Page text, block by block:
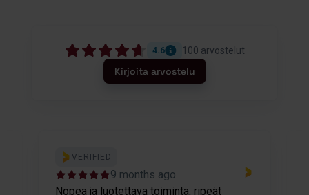
4.6 100 arvostelut
Kirjoita arvostelu
VERIFIED
9 months ago
Nopea ja luotettava toiminta, ripeät